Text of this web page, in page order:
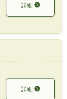
詳細
詳細